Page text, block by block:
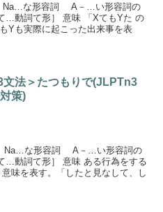
Na…な形容詞 A－…い形容詞の
詞て形］ 意味 「XてもYた の
Yも実際に起こった出来事を表
文法＞たつもりで(JLPTn3
策)
Na…な形容詞 A－…い形容詞の
詞て形］ 意味 ある行為をする
味を表す。「したと見なして、し